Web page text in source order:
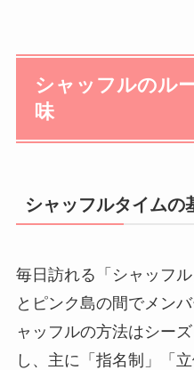
シャッフルのル
味
シャッフルタイムの
毎日訪れる「シャッフ
とピンク島の間でメン
ャッフルの方法はシー
し、主に「指名制」「